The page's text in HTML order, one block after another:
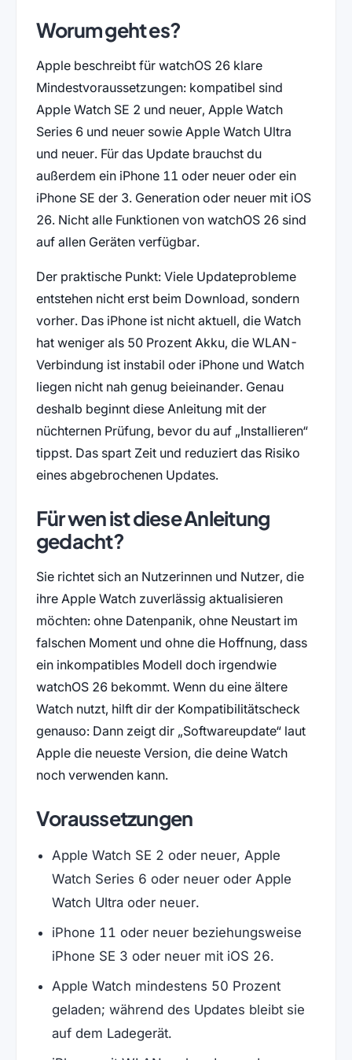
Worum geht es?
Apple beschreibt für watchOS 26 klare
Mindestvoraussetzungen: kompatibel sind
Apple Watch SE 2 und neuer, Apple Watch
Series 6 und neuer sowie Apple Watch Ultra
und neuer. Für das Update brauchst du
außerdem ein iPhone 11 oder neuer oder ein
iPhone SE der 3. Generation oder neuer mit iOS
26. Nicht alle Funktionen von watchOS 26 sind
auf allen Geräten verfügbar.
Der praktische Punkt: Viele Updateprobleme
entstehen nicht erst beim Download, sondern
vorher. Das iPhone ist nicht aktuell, die Watch
hat weniger als 50 Prozent Akku, die WLAN-
Verbindung ist instabil oder iPhone und Watch
liegen nicht nah genug beieinander. Genau
deshalb beginnt diese Anleitung mit der
nüchternen Prüfung, bevor du auf „Installieren“
tippst. Das spart Zeit und reduziert das Risiko
eines abgebrochenen Updates.
Für wen ist diese Anleitung
gedacht?
Sie richtet sich an Nutzerinnen und Nutzer, die
ihre Apple Watch zuverlässig aktualisieren
möchten: ohne Datenpanik, ohne Neustart im
falschen Moment und ohne die Hoffnung, dass
ein inkompatibles Modell doch irgendwie
watchOS 26 bekommt. Wenn du eine ältere
Watch nutzt, hilft dir der Kompatibilitätscheck
genauso: Dann zeigt dir „Softwareupdate“ laut
Apple die neueste Version, die deine Watch
noch verwenden kann.
Voraussetzungen
Apple Watch SE 2 oder neuer, Apple
Watch Series 6 oder neuer oder Apple
Watch Ultra oder neuer.
iPhone 11 oder neuer beziehungsweise
iPhone SE 3 oder neuer mit iOS 26.
Apple Watch mindestens 50 Prozent
geladen; während des Updates bleibt sie
auf dem Ladegerät.